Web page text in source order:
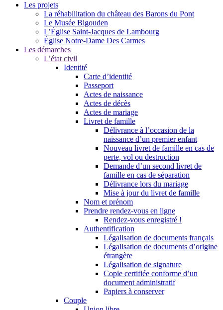
Les projets
La réhabilitation du château des Barons du Pont
Le Musée Bigouden
L’Église Saint-Jacques de Lambourg
Église Notre-Dame Des Carmes
Les démarches
L’état civil
Identité
Carte d’identité
Passeport
Actes de naissance
Actes de décès
Actes de mariage
Livret de famille
Délivrance à l’occasion de la
naissance d’un premier enfant
Nouveau livret de famille en cas de
perte, vol ou destruction
Demande d’un second livret de
famille en cas de séparation
Délivrance lors du mariage
Mise à jour du livret de famille
Nom et prénom
Prendre rendez-vous en ligne
Rendez-vous enregistré !
Authentification
Légalisation de documents français
Légalisation de documents d’origine
étrangère
Légalisation de signature
Copie certifiée conforme d’un
document administratif
Papiers à conserver
Couple